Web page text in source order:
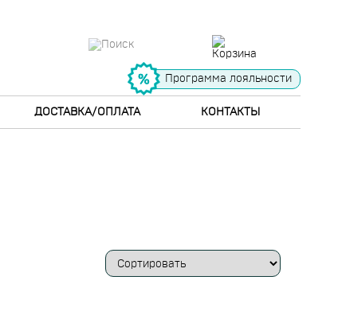
Программа лояльности
ДОСТАВКА/ОПЛАТА КОНТАКТЫ